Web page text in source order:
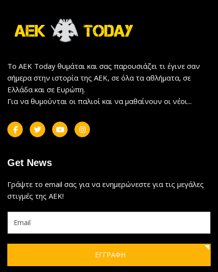
Το AEK Today θυμάται και σας παρουσιάζει τι έγινε σαν
σήμερα στην ιστορία της ΑΕΚ, σε όλα τα αθλήματα, σε
Ελλάδα και σε Ευρώπη.
Για να θυμούνται οι παλιοί και να μαθαίνουν οι νέοι...
Get News
Γράψτε το email σας για να ενημερώνεστε για τις μεγάλες
στιγμές της ΑΕΚ!
ΕΓΓΡΑΦΗ